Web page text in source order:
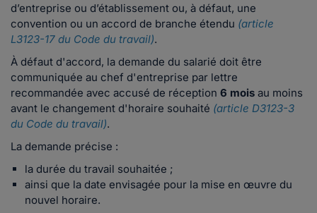
d’entreprise ou d’établissement ou, à défaut, une
convention ou un accord de branche étendu (article
L3123-17 du Code du travail).
À défaut d'accord, la demande du salarié doit être
communiquée au chef d'entreprise par lettre
recommandée avec accusé de réception 6 mois au moins
avant le changement d'horaire souhaité (article D3123-3
du Code du travail).
La demande précise :
la durée du travail souhaitée ;
ainsi que la date envisagée pour la mise en œuvre du
nouvel horaire.